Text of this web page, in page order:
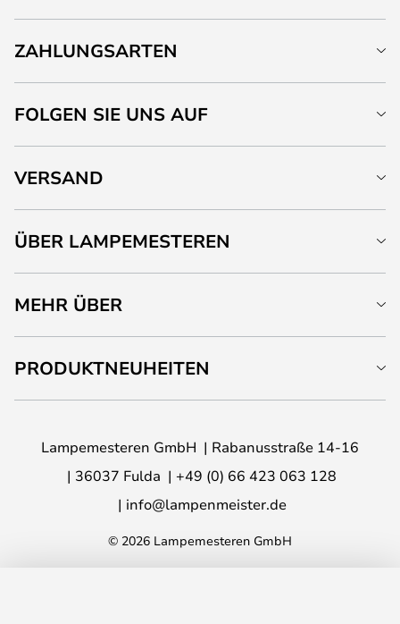
ZAHLUNGSARTEN
FOLGEN SIE UNS AUF
VERSAND
ÜBER LAMPEMESTEREN
MEHR ÜBER
PRODUKTNEUHEITEN
Lampemesteren GmbH
Rabanusstraße 14-16
36037 Fulda
+49 (0) 66 423 063 128
info@lampenmeister.de
© 2026 Lampemesteren GmbH